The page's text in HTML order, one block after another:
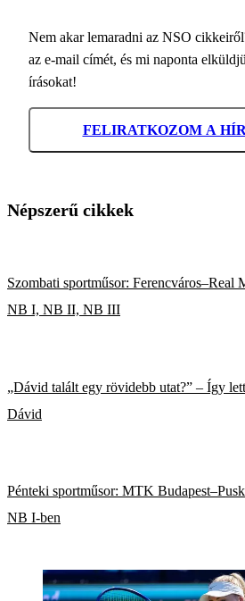
Nem akar lemaradni az NSO
az e-mail címét, és mi naponta
írásokat!
FELIRATKOZOM A
Népszerű cikkek
Szombati sportműsor: Ferencváros–Real
NB I, NB II, NB III
„Dávid talált egy rövidebb utat?” – Így
Dávid
Pénteki sportműsor: MTK
NB I-ben